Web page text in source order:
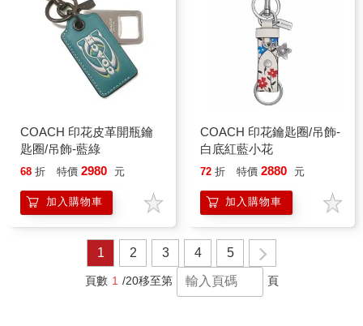
COACH 印花皮革開瓶鑰
匙圈/吊飾-藍綠
68 折 特價 2980 元
加入購物車
COACH 印花鑰匙圈/吊飾-
白底紅藍小花
72 折 特價 2880 元
加入購物車
1 2 3 4 5
頁數 1 /20移至第 頁